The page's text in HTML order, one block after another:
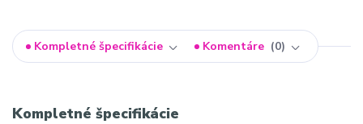
Kompletné špecifikácie Komentáre 0
Kompletné špecifikácie